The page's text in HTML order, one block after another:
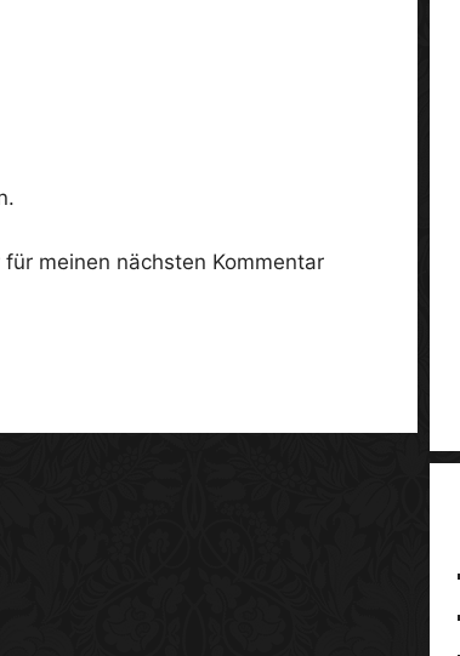
meinen nächsten Kommentar